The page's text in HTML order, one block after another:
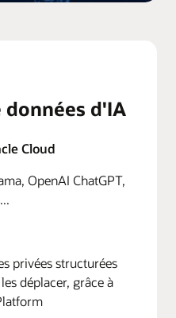
d'IA
Cloud
OpenAI ChatGPT,
privées structurées
déplacer, grâce à